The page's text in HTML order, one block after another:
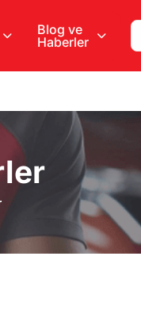
Blog ve
Haberler